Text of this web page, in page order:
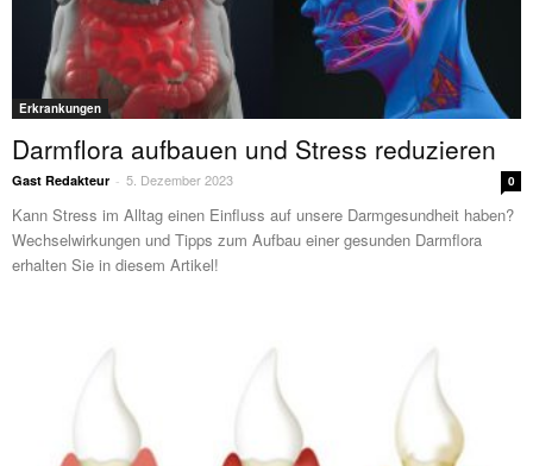
Erkrankungen
Darmflora aufbauen und Stress reduzieren
Gast Redakteur - 5. Dezember 2023 0
Kann Stress im Alltag einen Einfluss auf unsere Darmgesundheit haben?
Wechselwirkungen und Tipps zum Aufbau einer gesunden Darmflora
erhalten Sie in diesem Artikel!